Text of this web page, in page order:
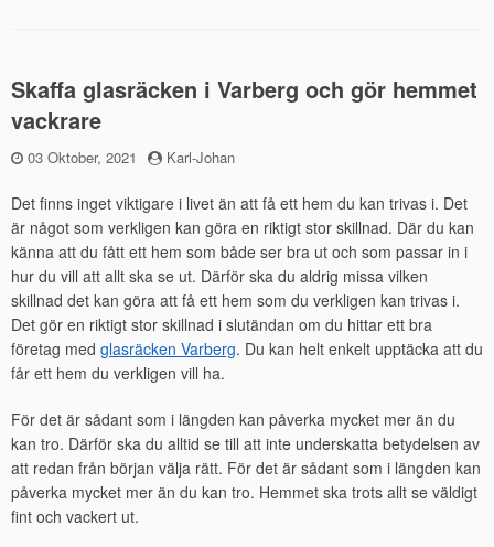
Skaffa glasräcken i Varberg och gör hemmet
vackrare
Publicerad
03 Oktober, 2021 by
Karl-Johan
Det finns inget viktigare i livet än att få ett hem du kan trivas i. Det
är något som verkligen kan göra en riktigt stor skillnad. Där du kan
känna att du fått ett hem som både ser bra ut och som passar in i
hur du vill att allt ska se ut. Därför ska du aldrig missa vilken
skillnad det kan göra att få ett hem som du verkligen kan trivas i.
Det gör en riktigt stor skillnad i slutändan om du hittar ett bra
företag med glasräcken Varberg. Du kan helt enkelt upptäcka att du
får ett hem du verkligen vill ha.
För det är sådant som i längden kan påverka mycket mer än du
kan tro. Därför ska du alltid se till att inte underskatta betydelsen av
att redan från början välja rätt. För det är sådant som i längden kan
påverka mycket mer än du kan tro. Hemmet ska trots allt se väldigt
fint och vackert ut.